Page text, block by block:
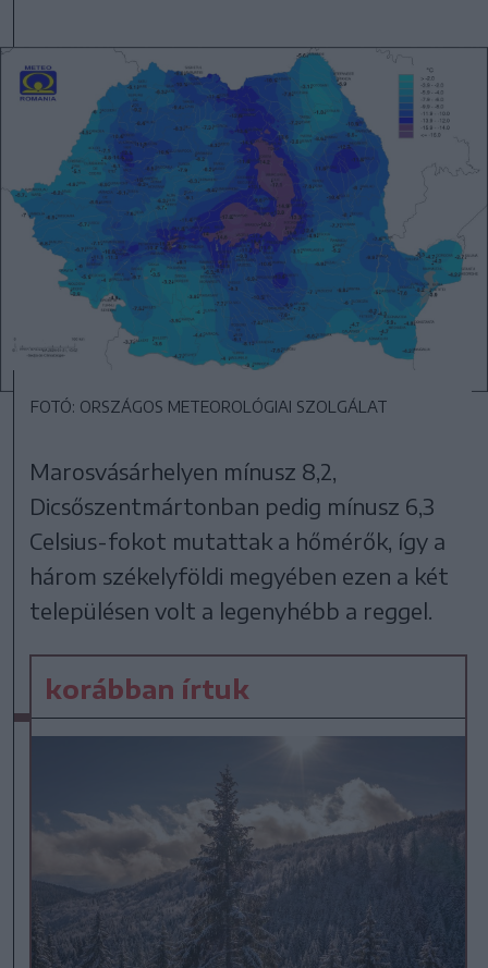
FOTÓ: ORSZÁGOS METEOROLÓGIAI SZOLGÁLAT
Marosvásárhelyen mínusz 8,2,
Dicsőszentmártonban pedig mínusz 6,3
Celsius-fokot mutattak a hőmérők, így a
három székelyföldi megyében ezen a két
településen volt a legenyhébb a reggel.
korábban írtuk